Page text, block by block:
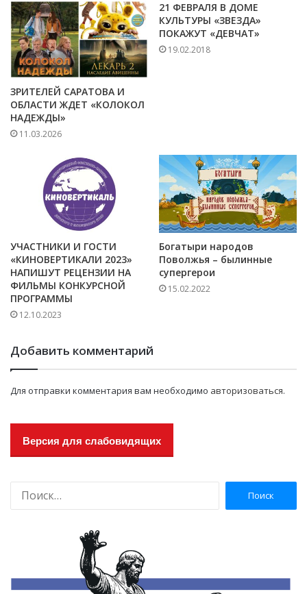
ЗРИТЕЛЕЙ САРАТОВА И
ОБЛАСТИ ЖДЕТ «КОЛОКОЛ
НАДЕЖДЫ»
11.03.2026
21 ФЕВРАЛЯ В ДОМЕ
КУЛЬТУРЫ «ЗВЕЗДА»
ПОКАЖУТ «ДЕВЧАТ»
19.02.2018
УЧАСТНИКИ И ГОСТИ
«КИНОВЕРТИКАЛИ 2023»
НАПИШУТ РЕЦЕНЗИИ НА
ФИЛЬМЫ КОНКУРСНОЙ
ПРОГРАММЫ
12.10.2023
Богатыри народов
Поволжья – былинные
супергерои
15.02.2022
Добавить комментарий
Для отправки комментария вам необходимо авторизоваться.
Версия для слабовидящих